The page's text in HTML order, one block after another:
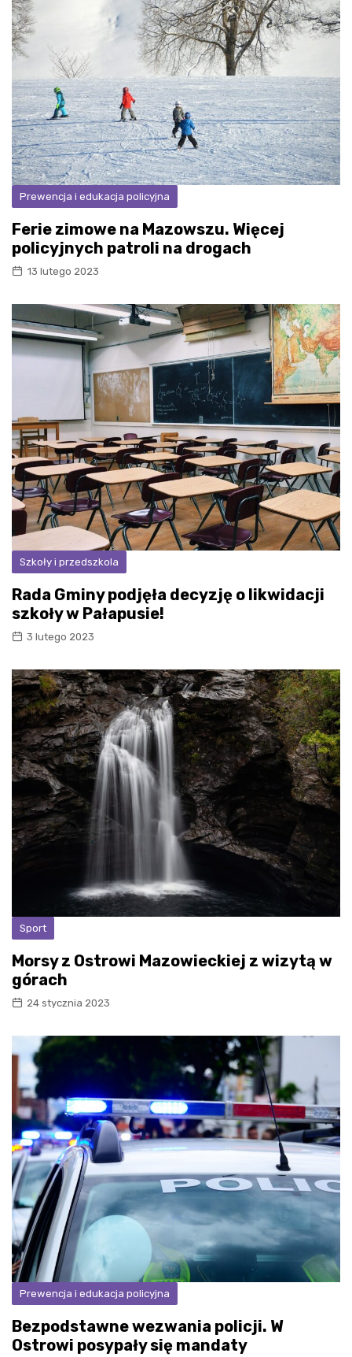
Prewencja i edukacja policyjna
Ferie zimowe na Mazowszu. Więcej
policyjnych patroli na drogach
13 lutego 2023
Szkoły i przedszkola
Rada Gminy podjęła decyzję o likwidacji
szkoły w Pałapusie!
3 lutego 2023
Sport
Morsy z Ostrowi Mazowieckiej z wizytą w
górach
24 stycznia 2023
Prewencja i edukacja policyjna
Bezpodstawne wezwania policji. W
Ostrowi posypały się mandaty